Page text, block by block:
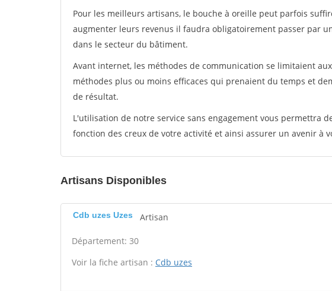
Pour les meilleurs artisans, le bouche à oreille peut parfois
augmenter leurs revenus il faudra obligatoirement passer par
dans le secteur du bâtiment.
Avant internet, les méthodes de communication se limitaient
méthodes plus ou moins efficaces qui prenaient du temps et
de résultat.
L'utilisation de notre service sans engagement vous permettra
fonction des creux de votre activité et ainsi assurer un avenir à
Artisans Disponibles
Cdb uzes Uzes Artisan
Département: 30
Voir la fiche artisan : Cdb uzes